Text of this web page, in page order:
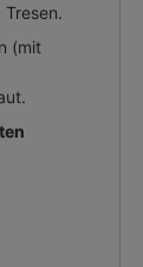
(mit